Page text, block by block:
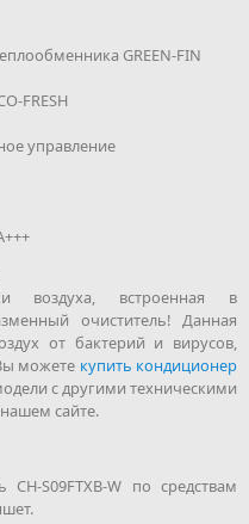
GREEN-FIN
FRESH
управление
воздуха, встроенная в
очиститель! Данная
от бактерий и вирусов,
можете купить кондиционер
с другими техническими
сайте.
S09FTXB-W по средствам